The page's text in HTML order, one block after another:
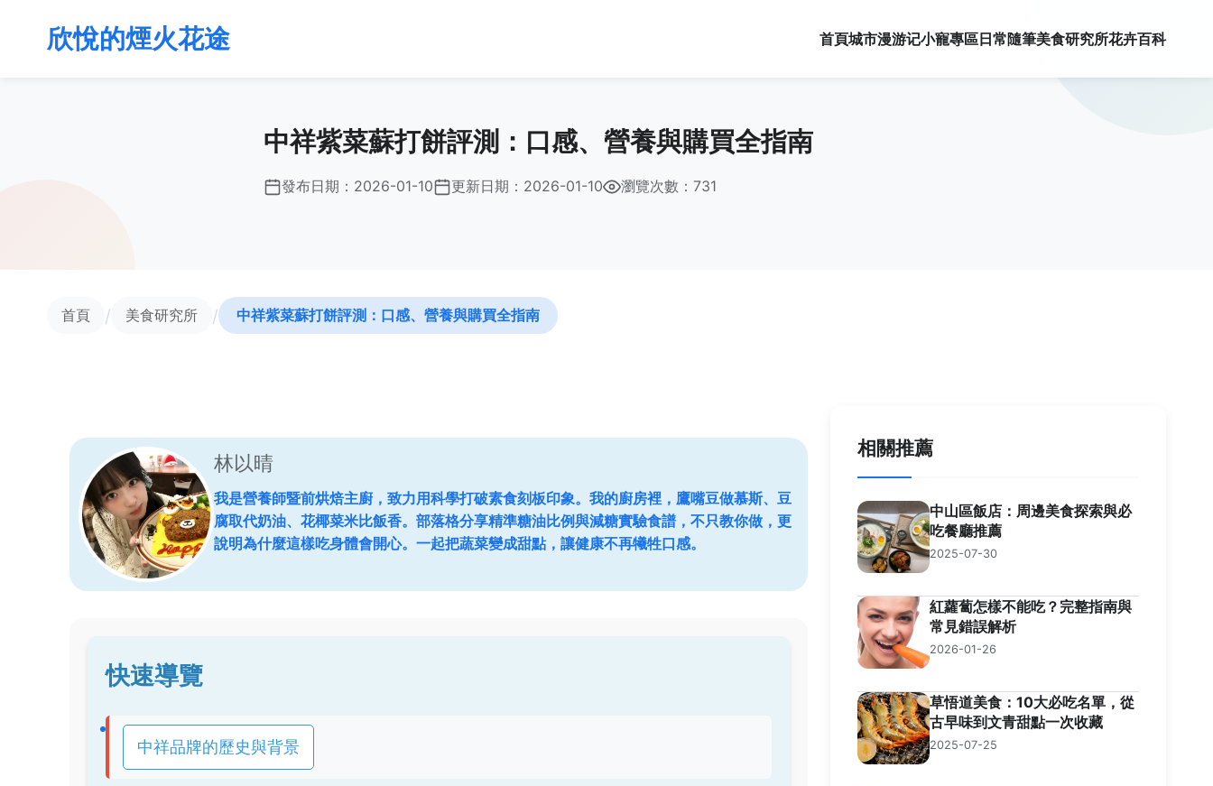
欣悅的煙火花途 首頁城市漫游记小寵專區日常隨筆美食研究所花卉百科
中祥紫菜蘇打餅評測：口感、營養與購買全指南
發布日期： 2026-01-10 更新日期： 2026-01-10 瀏覽次數：731
首頁 / 美食研究所 / 中祥紫菜蘇打餅評測：口感、營養與購買全指南
林以晴
我是營養師暨前烘焙主廚，致力用科學打破素食刻板印象。我的廚房裡，鷹嘴豆做慕斯、豆
腐取代奶油、花椰菜米比飯香。部落格分享精準糖油比例與減糖實驗食譜，不只教你做，更
說明為什麼這樣吃身體會開心。一起把蔬菜變成甜點，讓健康不再犧牲口感。
快速導覽
中祥品牌的歷史與背景
相關推薦
中山區飯店：周邊美食探索與必
吃餐廳推薦
2025-07-30
紅蘿蔔怎樣不能吃？完整指南與
常見錯誤解析
2026-01-26
草悟道美食：10大必吃名單，從
古早味到文青甜點一次收藏
2025-07-25